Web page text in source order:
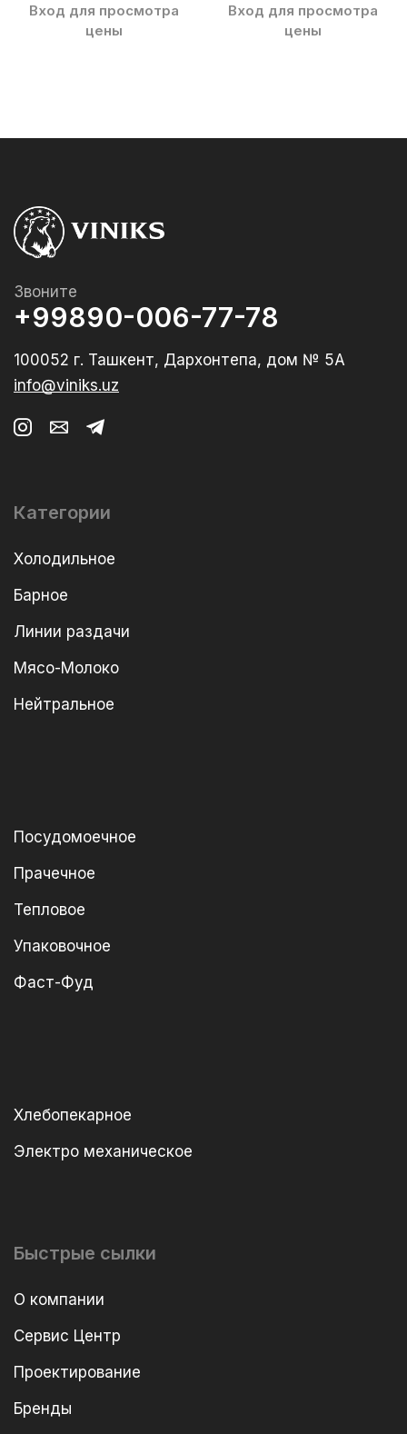
Вход для просмотра
цены
Вход для просмотра
цены
Звоните
+99890-006-77-78
100052 г. Ташкент, Дархонтепа, дом № 5А
info@viniks.uz
Категории
Холодильное
Барное
Линии раздачи
Мясо-Молоко
Нейтральное
Посудомоечное
Прачечное
Тепловое
Упаковочное
Фаст-Фуд
Хлебопекарное
Электро механическое
Быстрые сылки
О компании
Сервис Центр
Проектирование
Бренды